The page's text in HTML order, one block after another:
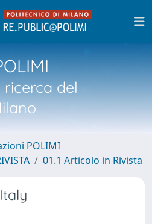
ricerca del
POLIMI
01.1 Articolo in Rivista